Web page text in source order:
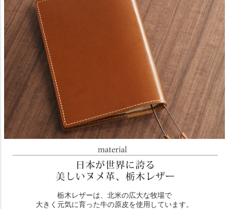
栃木レザーは、北米の広大な牧場で
大きく元気に育った牛の原皮を使用しています。